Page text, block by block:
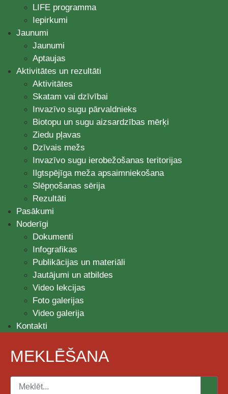
LIFE programma
Iepirkumi
Jaunumi
Jaunumi
Aptaujas
Aktivitātes un rezultāti
Aktivitātes
Skatam vai dzīvībai
Invazīvo sugu pārvaldnieks
Biotopu un sugu aizsardzības mērķi
Ziedu pļavas
Dzīvais mežs
Invazīvo sugu ierobežošanas teritorijas
Ilgtspējīga meža apsaimniekošana
Slēpņošanas sērija
Rezultāti
Pasākumi
Noderīgi
Dokumenti
Infografikas
Publikācijas un materiāli
Jautājumi un atbildes
Video lekcijas
Foto galerijas
Video galerija
Kontakti
MEKLĒŠANA